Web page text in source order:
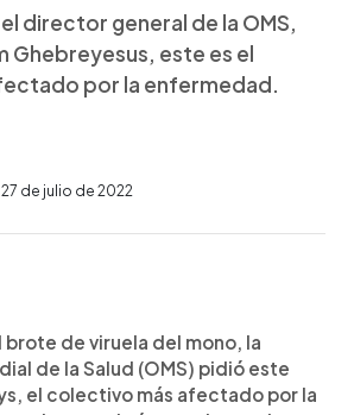
director general de la OMS,
Ghebreyesus, este es el
por la enfermedad.
de julio de 2022
artículode viruela del mono, la
de la Salud (OMS) pidió este
el colectivo más afectado por la